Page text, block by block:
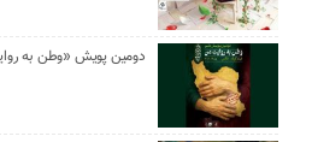
دومین پویش «وطن به